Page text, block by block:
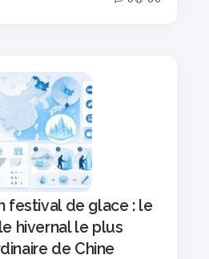
festival de glace : le
hivernal le plus
de Chine